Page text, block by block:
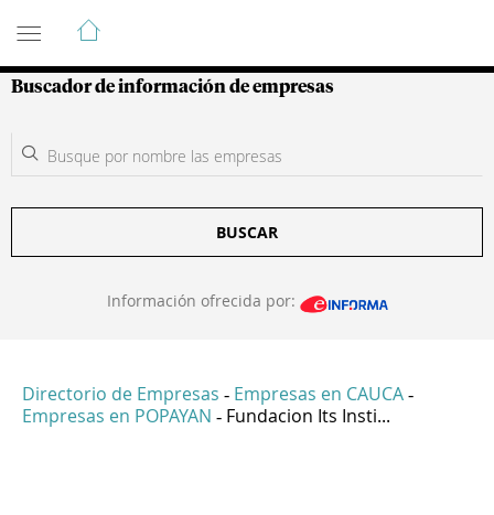
Guía de Empresas Colombianas
Buscador de información de empresas
BUSCAR
Información ofrecida por:
Directorio de Empresas - Empresas en CAUCA -
Empresas en POPAYAN - Fundacion Its Insti...